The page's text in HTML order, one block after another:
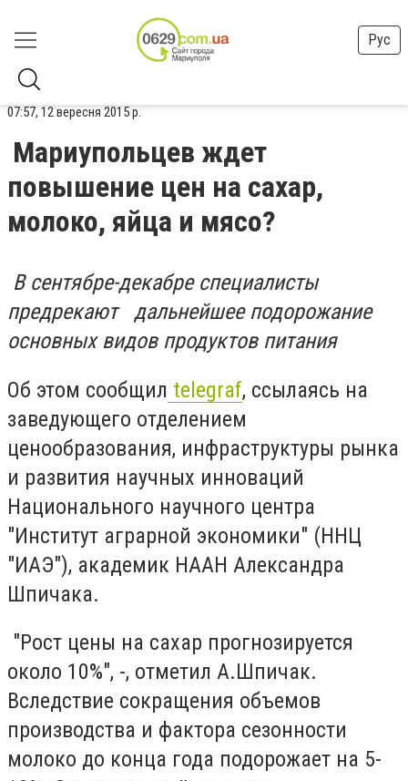
Рус
07:57, 12 вересня 2015 р.
Мариупольцев ждет
повышение цен на сахар,
молоко, яйца и мясо?
В сентябре-декабре специалисты
предрекают дальнейшее подорожание
основных видов продуктов питания
Об этом сообщил telegraf, ссылаясь на
заведующего отделением
ценообразования, инфраструктуры рынка
и развития научных инноваций
Национального научного центра
"Институт аграрной экономики" (ННЦ
"ИАЭ"), академик НААН Александра
Шпичака.
"Рост цены на сахар прогнозируется
около 10%", -, отметил А.Шпичак.
Вследствие сокращения объемов
производства и фактора сезонности
молоко до конца года подорожает на 5-